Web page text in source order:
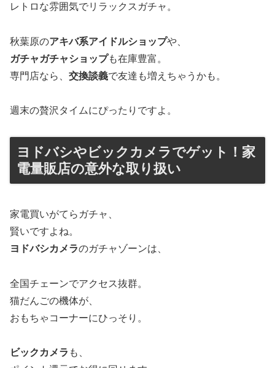
レトロな雰囲気でリラックスガチャ。
秋葉原のアキバ系アイドルショップや、
ガチャガチャショップも在庫豊富。
専門店なら、 交換談義で友達も増えちゃうかも。
週末の贅沢タイムにぴったりですよ。
ヨドバシやビックカメラでゲット！家
電量販店の意外な取り扱い
家電買いがてらガチャ、
賢いですよね。
ヨドバシカメラのガチャゾーンは、
全国チェーンでアクセス抜群。
猫だんごの機体が、
おもちゃコーナーにひっそり。
ビックカメラ も、